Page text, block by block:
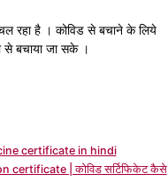
रहा है । कोविड से बचाने के लिये
से बचाया जा सके ।
certificate in hindi
| कोविड सर्टिफिकेट कैसे